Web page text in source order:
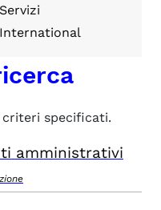
Servizi
International
specificati.
amministrativi